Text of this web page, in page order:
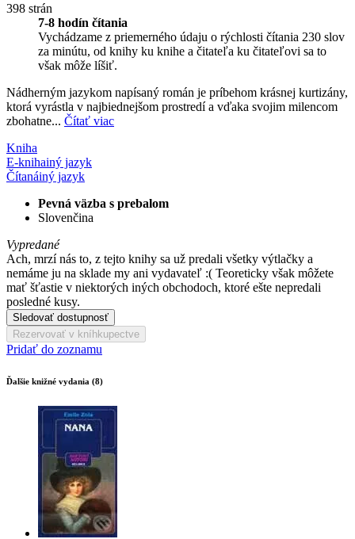
398 strán
7-8 hodín čítania
Vychádzame z priemerného údaju o rýchlosti čítania 230 slov
za minútu, od knihy ku knihe a čitateľa ku čitateľovi sa to
však môže líšiť.
Nádherným jazykom napísaný román je príbehom krásnej kurtizány,
ktorá vyrástla v najbiednejšom prostredí a vďaka svojim milencom
zbohatne... Čítať viac
Kniha
E-knihainý jazyk
Čítanáiný jazyk
Pevná väzba s prebalom
Slovenčina
Vypredané
Ach, mrzí nás to, z tejto knihy sa už predali všetky výtlačky a
nemáme ju na sklade my ani vydavateľ :( Teoreticky však môžete
mať šťastie v niektorých iných obchodoch, ktoré ešte nepredali
posledné kusy.
Sledovať dostupnosť
Rezervovať v kníhkupectve
Pridať do zoznamu
Ďalšie knižné vydania (8)